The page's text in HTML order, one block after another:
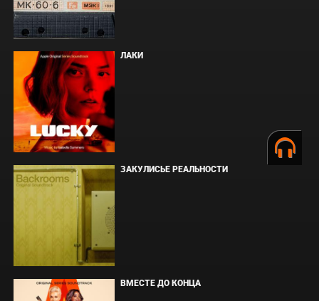
ЛАКИ
ЗАКУЛИСЬЕ РЕАЛЬНОСТИ
ВМЕСТЕ ДО КОНЦА